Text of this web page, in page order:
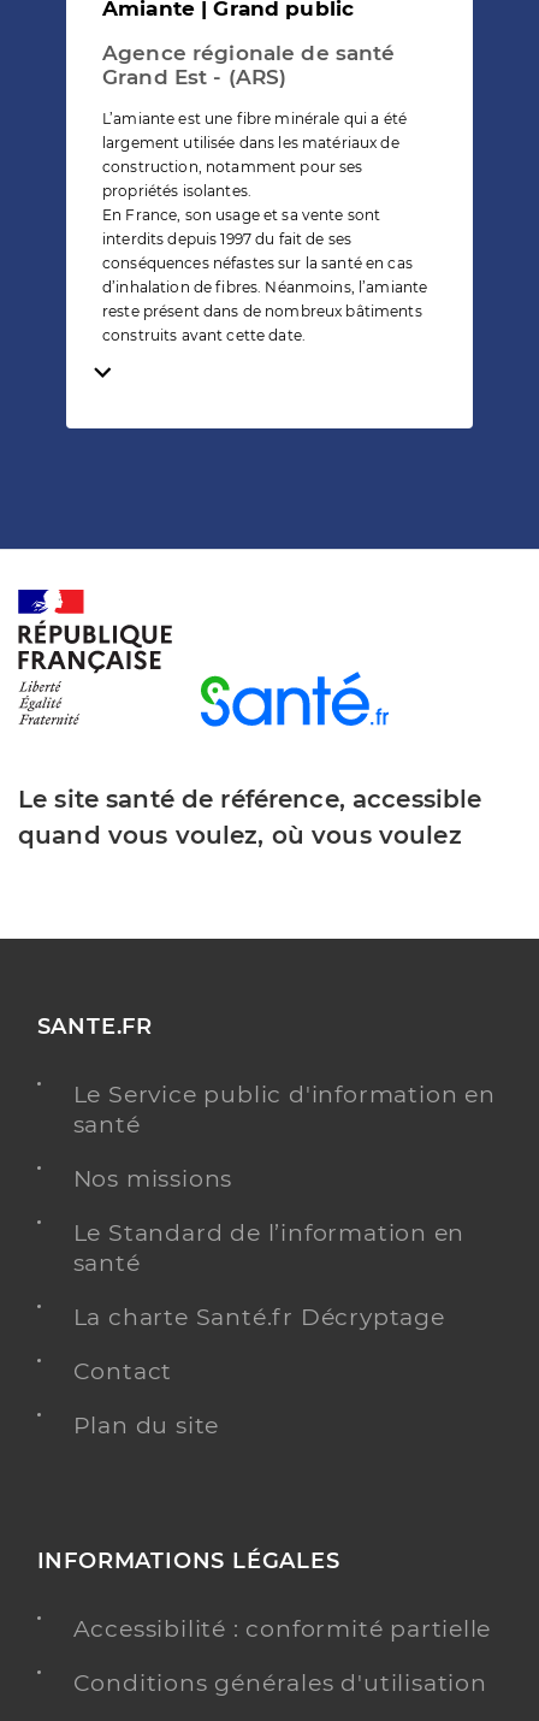
Amiante | Grand public
Agence régionale de santé
Grand Est - (ARS)
L’amiante est une fibre minérale qui a été
largement utilisée dans les matériaux de
construction, notamment pour ses
propriétés isolantes.
En France, son usage et sa vente sont
interdits depuis 1997 du fait de ses
conséquences néfastes sur la santé en cas
d’inhalation de fibres. Néanmoins, l’amiante
reste présent dans de nombreux bâtiments
construits avant cette date.
Temps de lecture
Le site santé de référence, accessible
quand vous voulez, où vous voulez
SANTE.FR
Le Service public d'information en
santé
Nos missions
Le Standard de l’information en
santé
La charte Santé.fr Décryptage
Contact
Plan du site
INFORMATIONS LÉGALES
Accessibilité : conformité partielle
Conditions générales d'utilisation